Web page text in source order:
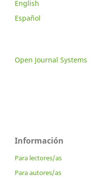
English
Español
Open Journal Systems
Información
Para lectores/as
Para autores/as